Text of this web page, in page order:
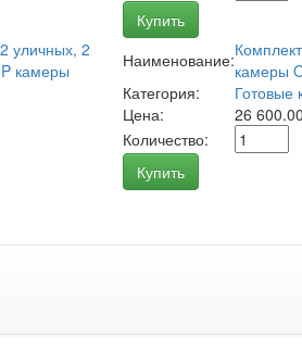
Купить
Наименование:камеры
Категория:
Готовые
Цена:
26
Количество:
Купить